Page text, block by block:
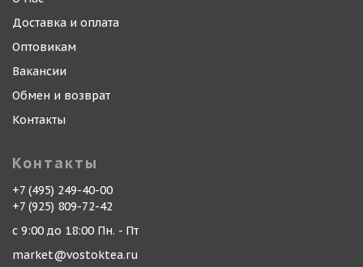
Доставка и оплата
Оптовикам
Вакансии
Обмен и возврат
Контакты
Контакты
+7 (495) 249-40-00
+7 (925) 809-72-42
с 9:00 до 18:00 Пн. - Пт
market@vostoktea.ru